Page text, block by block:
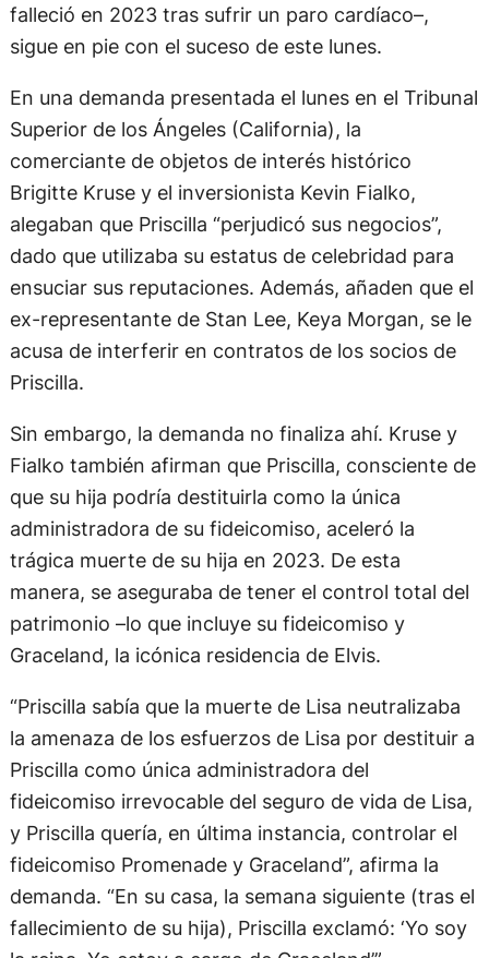
falleció en 2023 tras sufrir un paro cardíaco–,
sigue en pie con el suceso de este lunes.
En una demanda presentada el lunes en el Tribunal
Superior de los Ángeles (California), la
comerciante de objetos de interés histórico
Brigitte Kruse y el inversionista Kevin Fialko,
alegaban que Priscilla “perjudicó sus negocios”,
dado que utilizaba su estatus de celebridad para
ensuciar sus reputaciones. Además, añaden que el
ex-representante de Stan Lee, Keya Morgan, se le
acusa de interferir en contratos de los socios de
Priscilla.
Sin embargo, la demanda no finaliza ahí. Kruse y
Fialko también afirman que Priscilla, consciente de
que su hija podría destituirla como la única
administradora de su fideicomiso, aceleró la
trágica muerte de su hija en 2023. De esta
manera, se aseguraba de tener el control total del
patrimonio –lo que incluye su fideicomiso y
Graceland, la icónica residencia de Elvis.
“Priscilla sabía que la muerte de Lisa neutralizaba
la amenaza de los esfuerzos de Lisa por destituir a
Priscilla como única administradora del
fideicomiso irrevocable del seguro de vida de Lisa,
y Priscilla quería, en última instancia, controlar el
fideicomiso Promenade y Graceland”, afirma la
demanda. “En su casa, la semana siguiente (tras el
fallecimiento de su hija), Priscilla exclamó: ‘Yo soy